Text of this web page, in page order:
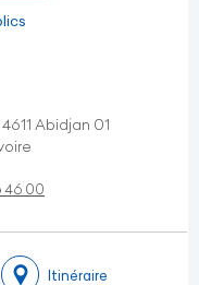
Abidjan 01
46 00
Itinéraire